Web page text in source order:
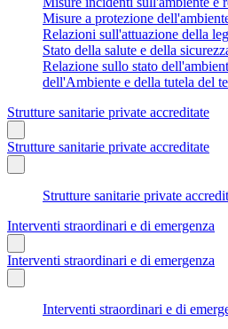
Misure a protezione
Relazioni sull'attuazione della
Stato della salute e della
Relazione sullo stato
dell'Ambiente e della tutela del
Strutture sanitarie private accreditate
Strutture sanitarie private accreditate
Strutture sanitarie private
Interventi straordinari e di emergenza
Interventi straordinari e di emergenza
Interventi straordinari e di